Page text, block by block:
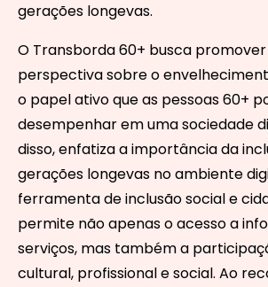
gerações longevas.
O Transborda 60+ busca
perspectiva sobre o
o papel ativo que as pessoas 60+
desempenhar em uma sociedade
disso, enfatiza a importância da
gerações longevas no ambiente
ferramenta de inclusão social e
permite não apenas o acesso a
serviços, mas também a
cultural, profissional e social. Ao